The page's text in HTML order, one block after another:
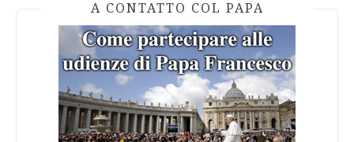
A CONTATTO COL PAPA